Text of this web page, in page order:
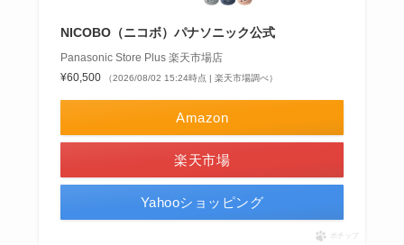
NICOBO（ニコボ）パナソニック公式
Panasonic Store Plus 楽天市場店
¥60,500
（2026/08/02 15:24時点 | 楽天市場調べ）
Amazon
楽天市場
Yahooショッピング
ポチップ